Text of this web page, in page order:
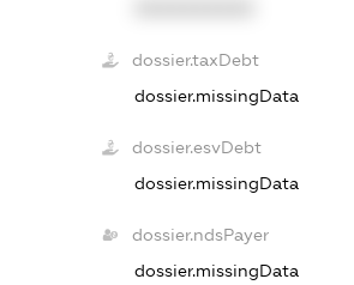
dossier.taxDebt
dossier.missingData
dossier.esvDebt
dossier.missingData
dossier.ndsPayer
dossier.missingData